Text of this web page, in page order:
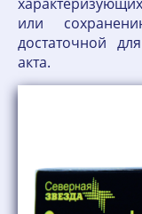
или
достаточной
акта.